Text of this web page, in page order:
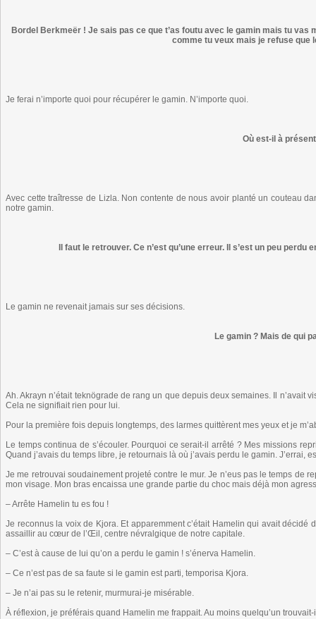
Bordel Berkmeër ! Je sais pas ce que t’as foutu avec le gamin mais tu vas
comme tu veux mais je refuse que
Je ferai n’importe quoi pour récupérer le gamin. N’importe quoi.
Où est-il à
Avec cette traîtresse de Lizla. Non contente de nous avoir planté un couteau
notre gamin.
Il faut le retrouver. Ce n’est qu’une erreur. Il s’est un peu
Le gamin ne revenait jamais sur ses décisions.
Le gamin ? Mais de qui
Ah. Akrayn n’était teknögrade de rang un que depuis deux semaines. Il n’avait
Cela ne signifiait rien pour lui.
Pour la première fois depuis longtemps, des larmes quittèrent mes yeux et je
Le temps continua de s’écouler. Pourquoi ce serait-il arrêté ? Mes missions
Quand j’avais du temps libre, je retournais là où j’avais perdu le gamin. J’errai,
Je me retrouvai soudainement projeté contre le mur. Je n’eus pas le temps de
mon visage. Mon bras encaissa une grande partie du choc mais déjà mon
– Arrête Hamelin tu es fou !
Je reconnus la voix de Kjora. Et apparemment c’était Hamelin qui avait décidé
assaillir au cœur de l’Œil, centre névralgique de notre capitale.
– C’est à cause de lui qu’on a perdu le gamin ! s’énerva Hamelin.
– Ce n’est pas de sa faute si le gamin est parti, temporisa Kjora.
– Je n’ai pas su le retenir, murmurai-je misérable.
À réflexion, je préférais quand Hamelin me frappait. Au moins quelqu’un